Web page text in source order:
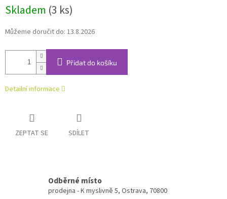
cena:
Skladem (3 ks)
Můžeme doručit do: 13.8.2026
Přidat do košíku
Detailní informace
ZEPTAT SE SDÍLET
Odběrné místo
prodejna - K myslivně 5, Ostrava, 70800